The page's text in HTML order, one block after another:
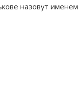
назовут именем